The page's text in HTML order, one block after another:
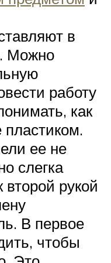
в
Можно
работу
как
пластиком.
ее не
слегка
второй рукой
В первое
чтобы